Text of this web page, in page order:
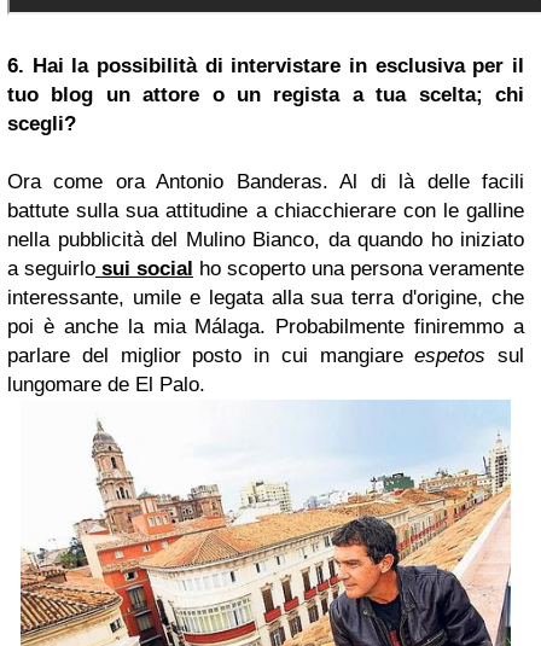
6. Hai la possibilità di intervistare in esclusiva per il
tuo blog un attore o un regista a tua scelta; chi
scegli?
Ora come ora Antonio Banderas. Al di là delle facili
battute sulla sua attitudine a chiacchierare con le galline
nella pubblicità del Mulino Bianco, da quando ho iniziato
a seguirlo sui social ho scoperto una persona veramente
interessante, umile e legata alla sua terra d'origine, che
poi è anche la mia Málaga. Probabilmente finiremmo a
parlare del miglior posto in cui mangiareespetos sul
lungomare de El Palo.